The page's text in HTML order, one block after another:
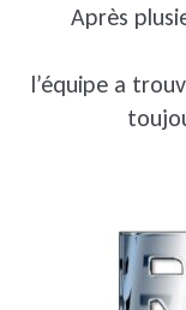
Après
l’équipe a